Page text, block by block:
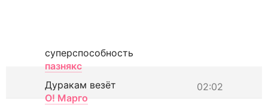
суперспособность
пазнякс
02:02
Дуракам везёт
О! Марго